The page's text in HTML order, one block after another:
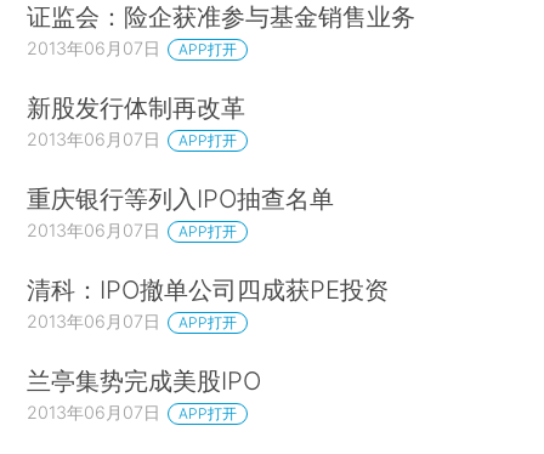
证监会：险企获准参与基金销售业务
2013年06月07日 APP打开
新股发行体制再改革
2013年06月07日 APP打开
重庆银行等列入IPO抽查名单
2013年06月07日 APP打开
清科：IPO撤单公司四成获PE投资
2013年06月07日 APP打开
兰亭集势完成美股IPO
2013年06月07日 APP打开